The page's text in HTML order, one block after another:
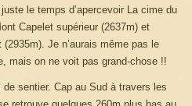
le temps d’apercevoir La cime du
Capelet supérieur (2637m) et
Je n’aurais même pas le
mais on ne voit pas grand-chose !!
sentier. Cap au Sud à travers les